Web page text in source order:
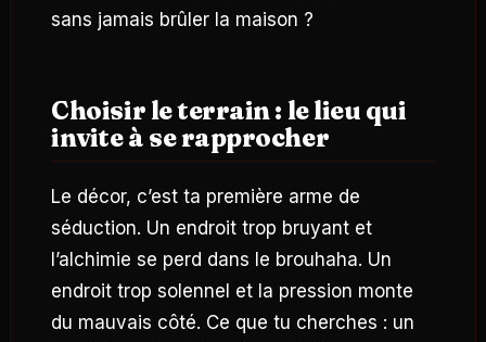
sans jamais brûler la maison ?
Choisir le terrain : le lieu qui
invite à se rapprocher
Le décor, c’est ta première arme de
séduction. Un endroit trop bruyant et
l’alchimie se perd dans le brouhaha. Un
endroit trop solennel et la pression monte
du mauvais côté. Ce que tu cherches : un